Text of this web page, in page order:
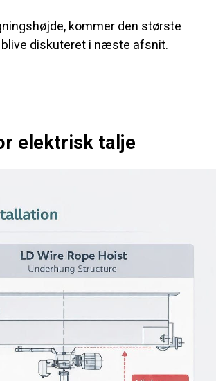
kommer den største
diskuteret i næste afsnit.
elektrisk talje